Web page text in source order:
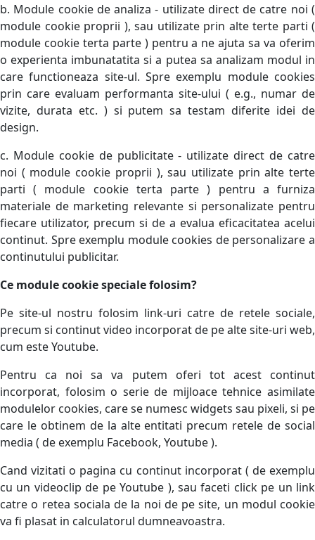
b. Module cookie de analiza - utilizate direct de catre noi (
module cookie proprii ), sau utilizate prin alte terte parti (
module cookie terta parte ) pentru a ne ajuta sa va oferim
o experienta imbunatatita si a putea sa analizam modul in
care functioneaza site-ul. Spre exemplu module cookies
prin care evaluam performanta site-ului ( e.g., numar de
vizite, durata etc. ) si putem sa testam diferite idei de
design.
c. Module cookie de publicitate - utilizate direct de catre
noi ( module cookie proprii ), sau utilizate prin alte terte
parti ( module cookie terta parte ) pentru a furniza
materiale de marketing relevante si personalizate pentru
fiecare utilizator, precum si de a evalua eficacitatea acelui
continut. Spre exemplu module cookies de personalizare a
continutului publicitar.
Ce module cookie speciale folosim?
Pe site-ul nostru folosim link-uri catre de retele sociale,
precum si continut video incorporat de pe alte site-uri web,
cum este Youtube.
Pentru ca noi sa va putem oferi tot acest continut
incorporat, folosim o serie de mijloace tehnice asimilate
modulelor cookies, care se numesc widgets sau pixeli, si pe
care le obtinem de la alte entitati precum retele de social
media ( de exemplu Facebook, Youtube ).
Cand vizitati o pagina cu continut incorporat ( de exemplu
cu un videoclip de pe Youtube ), sau faceti click pe un link
catre o retea sociala de la noi de pe site, un modul cookie
va fi plasat in calculatorul dumneavoastra.